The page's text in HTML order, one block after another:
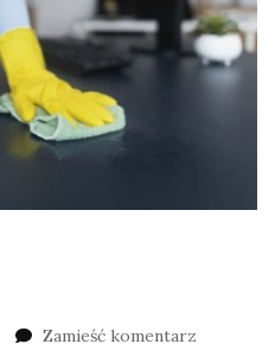
Zamieść komentarz